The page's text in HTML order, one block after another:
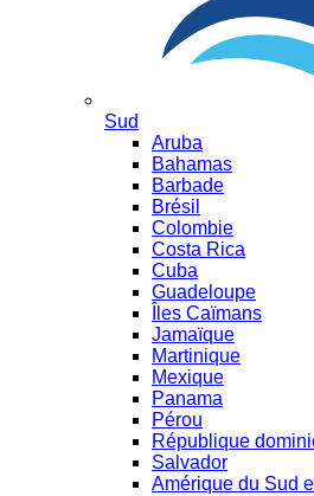
Sud
Aruba
Bahamas
Barbade
Brésil
Colombie
Costa Rica
Cuba
Guadeloupe
Îles Caïmans
Jamaïque
Martinique
Mexique
Panama
Pérou
République
Salvador
Amérique du Sud